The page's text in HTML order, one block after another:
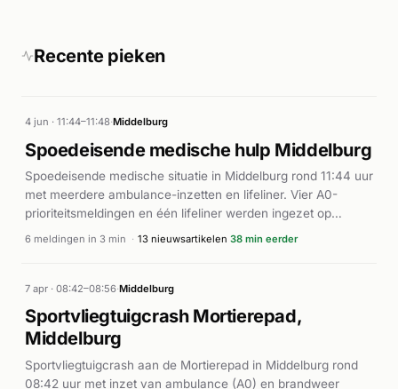
Recente pieken
4 jun · 11:44–11:48·Middelburg
Spoedeisende medische hulp Middelburg
Spoedeisende medische situatie in Middelburg rond 11:44 uur
met meerdere ambulance-inzetten en lifeliner. Vier A0-
prioriteitsmeldingen en één lifeliner werden ingezet op
Kousteensedijk, waarbij directe inzet plaatsvond.
6 meldingen in 3 min · 13 nieuwsartikelen 38 min eerder
7 apr · 08:42–08:56·Middelburg
Sportvliegtuigcrash Mortierepad,
Middelburg
Sportvliegtuigcrash aan de Mortierepad in Middelburg rond
08:42 uur met inzet van ambulance (A0) en brandweer